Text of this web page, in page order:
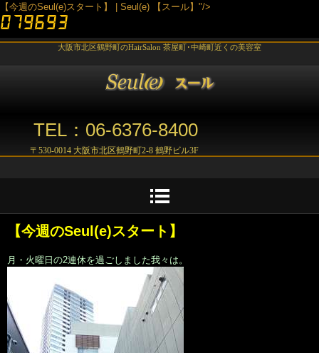
【今週のSeul(e)スタート】 | Seul(e) 【スール】"/>
大阪市北区鶴野町のHairSalon 茶屋町･中崎町近くの美容室
TEL：06-6376-8400
〒530-0014 大阪市北区鶴野町2-8 鶴野ビル3F
【今週のSeul(e)スタート】
月・火曜日の2連休を過ごしました我々は。